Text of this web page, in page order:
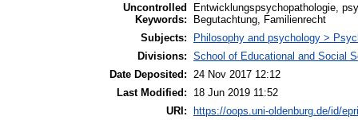
Uncontrolled
Keywords:
Entwicklungspsychopathologie,
Begutachtung, Familienrecht
Subjects:
Philosophy and psychology >
Divisions: School of Educational and Social
Date Deposited:
24 Nov 2017 12:12
Last Modified:
18 Jun 2019 11:52
URI:
https://oops.uni-oldenburg.de/id/